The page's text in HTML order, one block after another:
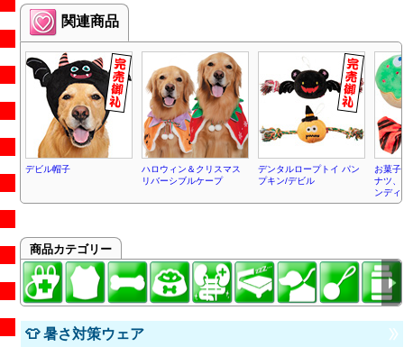
関連商品
デビル帽子
ハロウィン＆クリスマス
リバーシブルケープ
デンタルロープトイ パン
プキン/デビル
お菓子
ナツ、
ンディ
商品カテゴリー
👕 暑さ対策ウェア